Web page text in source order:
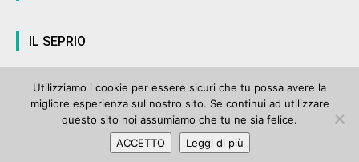
IL SEPRIO
© ArteVarese.com by Wtv S.r.l.- © 2007 - P.I. 03063680122 Iscrizione n°
906 del Registro Stampa del Tribunale di Varese del 17 luglio 2006 |
Privacy Policy
Utilizziamo i cookie per essere sicuri che tu possa avere la
migliore esperienza sul nostro sito. Se continui ad utilizzare
questo sito noi assumiamo che tu ne sia felice.
ACCETTO
Leggi di più